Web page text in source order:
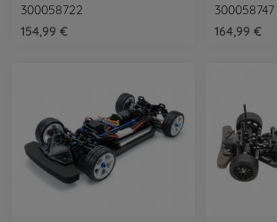
300058722
154,99 €
300058747
164,99 €